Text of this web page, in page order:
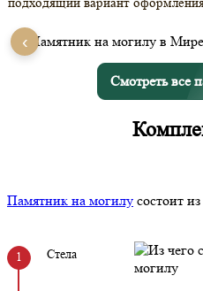
‹
Смотреть все
Памятник на могилу состоит
Стела